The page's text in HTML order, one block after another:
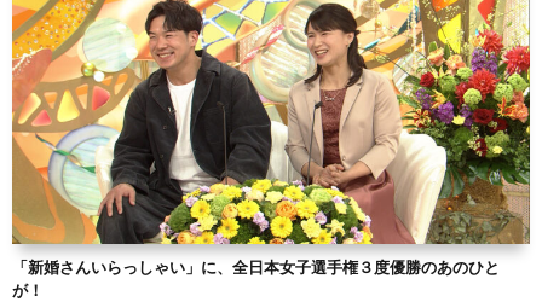
「新婚さんいらっしゃい」に、全日本女子選手権３度優勝のあのひと
が！